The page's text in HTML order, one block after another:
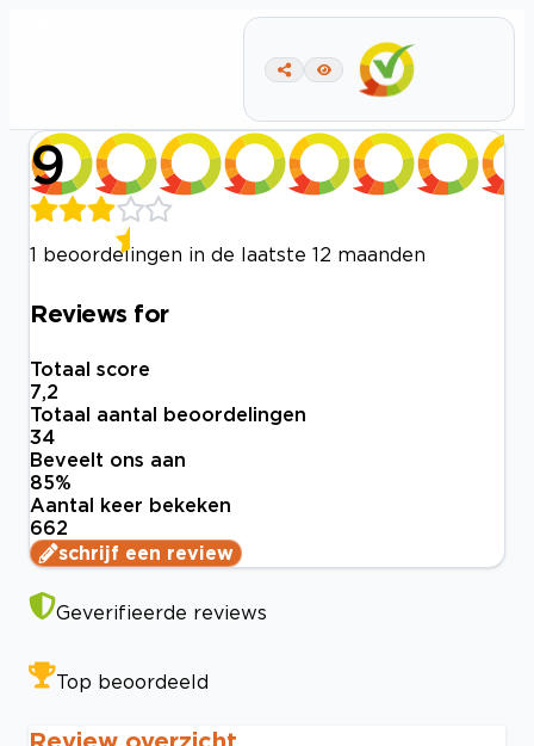
9
1 beoordelingen in de laatste 12 maanden
Reviews for
Totaal score
7,2
Totaal aantal beoordelingen
34
Beveelt ons aan
85%
Aantal keer bekeken
662
schrijf een review
Geverifieerde reviews
Top beoordeeld
Review overzicht